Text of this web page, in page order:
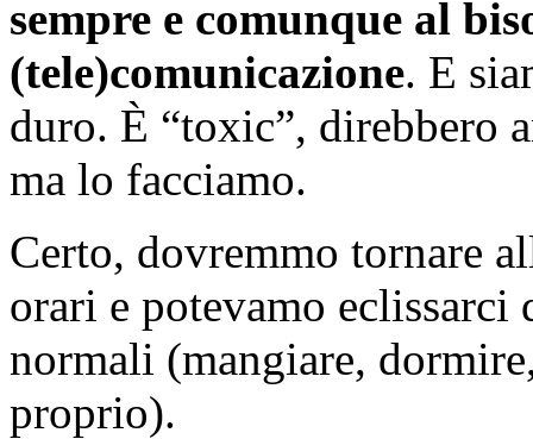
sempre e comunque al
(tele)comunicazione. E
duro. È “toxic”, direbbero
ma lo facciamo.
Certo, dovremmo tornare
orari e potevamo
normali (mangiare,
proprio).